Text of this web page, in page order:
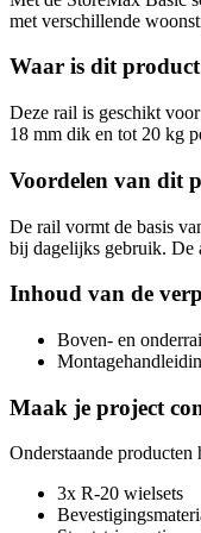
met verschillende
Waar is dit
Deze rail is geschikt
18 mm dik en tot 20 kg
Voordelen van dit
De rail vormt de basis
bij dagelijks gebruik. De
Inhoud van de
Boven- en
Maak je project
Onderstaande
3x R-20 wielsets